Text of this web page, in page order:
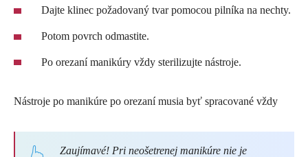
Dajte klinec požadovaný tvar pomocou pilníka na nechty.
Potom povrch odmastite.
Po orezaní manikúry vždy sterilizujte nástroje.
Nástroje po manikúre po orezaní musia byť spracované vždy
Zaujímavé! Pri neošetrenej manikúre nie je